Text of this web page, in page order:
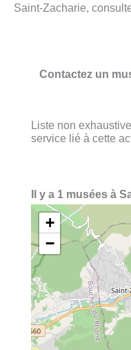
Saint-Zacharie,
Contactez un
Liste non
service lié à cette
Il y a 1 musées à
+
−